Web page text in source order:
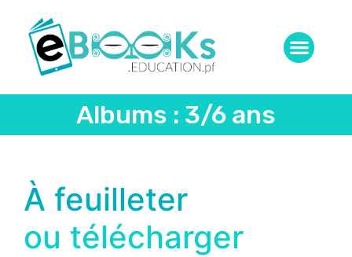
Albums : 3/6 ans
À feuilleter
ou télécharger